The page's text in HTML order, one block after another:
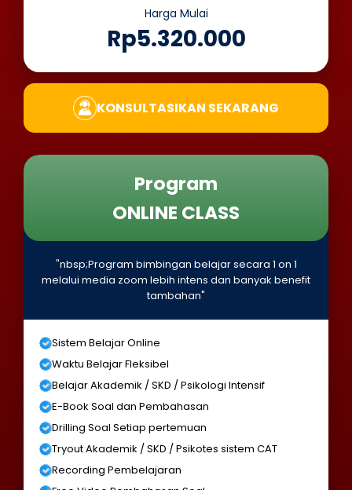
Harga Mulai
Rp5.320.000
KONSULTASIKAN SEKARANG
Program
ONLINE CLASS
"nbsp;Program bimbingan belajar secara 1 on 1
melalui media zoom lebih intens dan banyak benefit
tambahan"
Sistem Belajar Online
Waktu Belajar Fleksibel
Belajar Akademik / SKD / Psikologi Intensif
E-Book Soal dan Pembahasan
Drilling Soal Setiap pertemuan
Tryout Akademik / SKD / Psikotes sistem CAT
Recording Pembelajaran